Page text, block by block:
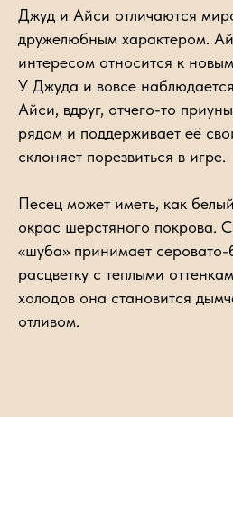
Джуд и Айси отличаются
дружелюбным характером.
интересом относится к
У Джуда и вовсе
Айси, вдруг, отчего-то
рядом и поддерживает её
склоняет порезвиться в игре.
Песец может иметь, как
окрас шерстяного покрова.
«шуба» принимает
расцветку с теплыми
холодов она становится
отливом.